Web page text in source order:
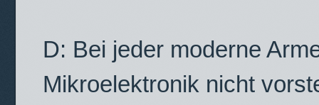
D: Bei jeder moderne
Mikroelektronik nicht